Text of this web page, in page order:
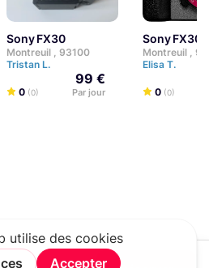
Sony FX30
Montreuil , 93100
Tristan L.
0 (0)
99 €
Par jour
Sony FX30
Montreuil ,
Elisa T.
0 (0)